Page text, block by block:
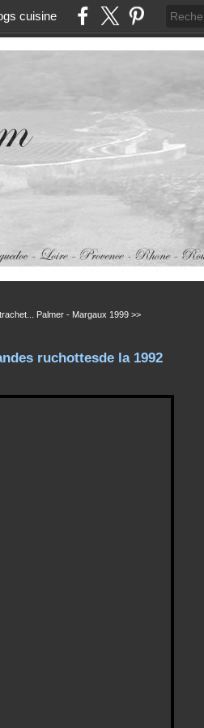
cuisine
Palmer - Margaux 1999 >>
ruchottesde la 1992